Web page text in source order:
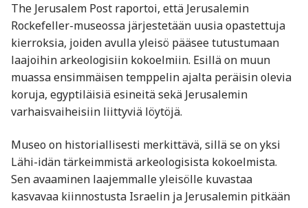
The Jerusalem Post raportoi, että Jerusalemin
Rockefeller-museossa järjestetään uusia opastettuja
kierroksia, joiden avulla yleisö pääsee tutustumaan
laajoihin arkeologisiin kokoelmiin. Esillä on muun
muassa ensimmäisen temppelin ajalta peräisin olevia
koruja, egyptiläisiä esineitä sekä Jerusalemin
varhaisvaiheisiin liittyviä löytöjä.
Museo on historiallisesti merkittävä, sillä se on yksi
Lähi-idän tärkeimmistä arkeologisista kokoelmista.
Sen avaaminen laajemmalle yleisölle kuvastaa
kasvavaa kiinnostusta Israelin ja Jerusalemin pitkään